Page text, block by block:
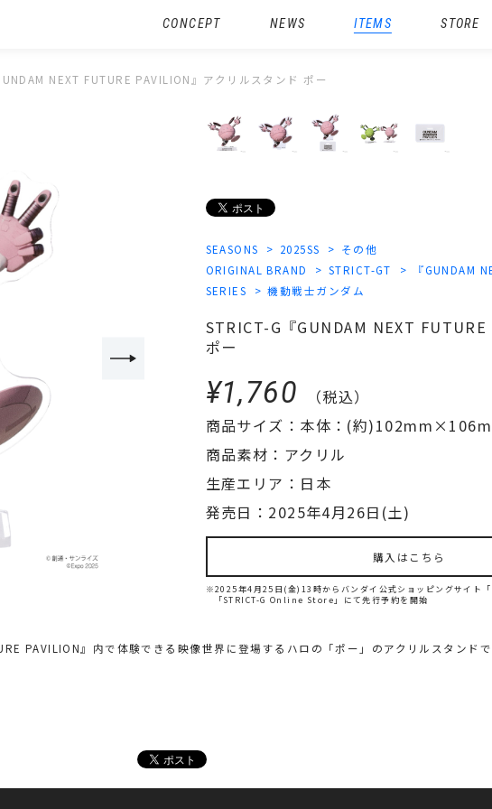
ITEMS
CONCEPT NEWS STORE
NEXT FUTURE PAVILION』アクリルスタンド ポー
SEASONS 2025SS
その他
ORIGINAL BRAND
STRICT-GT
『GUNDAM
SERIES
機動戦士ガンダム
STRICT-G『GUNDAM NEXT
ポー
¥1,760
（税込）
商品サイズ：本体：(約
商品素材：アクリル
生産エリア：日本
発売日：2025年4月26日(土)
購入はこちら
※2025年4月25日(金)13時からバンダイ公式ショッピングサイト「
「STRICT-G Online Store」にて先行予約を開始
PAVILION』内で体験できる映像世界に登場するハロの「ポー」のアクリルスタンドで